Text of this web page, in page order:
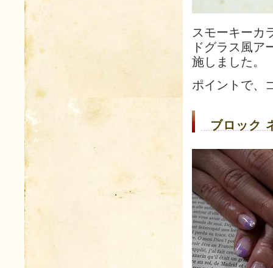
スモーキーカ
ドグラス風ア
施しました。
ポイントで、
ブロック